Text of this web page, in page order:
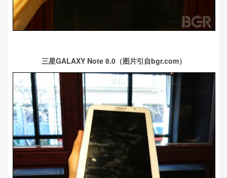
三星GALAXY Note 8.0（图片引自bgr.com）